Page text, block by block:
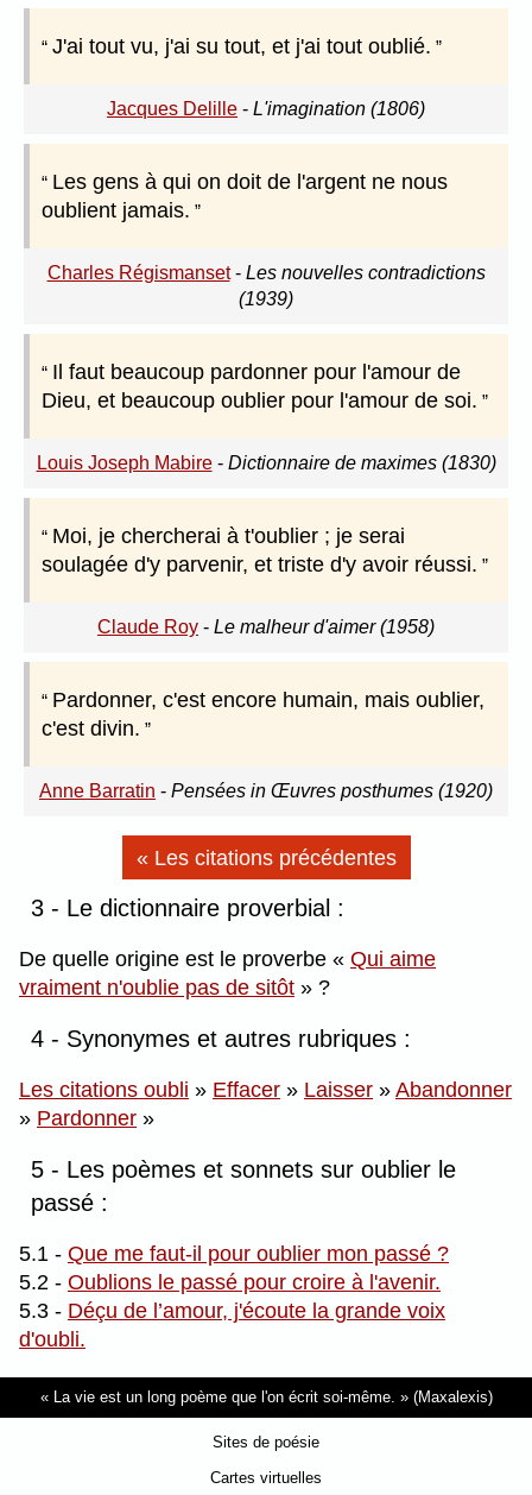
J'ai tout vu, j'ai su tout, et j'ai tout oublié.
Jacques Delille - L'imagination (1806)
Les gens à qui on doit de l'argent ne nous
oublient jamais.
Charles Régismanset- Les nouvelles contradictions
(1939)
Il faut beaucoup pardonner pour l'amour de
Dieu, et beaucoup oublier pour l'amour de soi.
Louis Joseph Mabire- Dictionnaire de maximes (1830)
Moi, je chercherai à t'oublier ; je serai
soulagée d'y parvenir, et triste d'y avoir réussi.
Claude Roy - Le malheur d'aimer (1958)
Pardonner, c'est encore humain, mais oublier,
c'est divin.
Anne Barratin - Pensées in Œuvres posthumes (1920)
« Les citations précédentes
3 - Le dictionnaire proverbial :
De quelle origine est le proverbe
Qui aime
vraiment n'oublie pas de sitôt
?
4 - Synonymes et autres rubriques :
Les citations oubli » Effacer » Laisser » Abandonner
» Pardonner »
5 - Les poèmes et sonnets sur oublier le
passé :
5.1 - Que me faut-il pour oublier mon passé ?
5.2 - Oublions le passé pour croire à l'avenir.
5.3 - Déçu de l’amour, j'écoute la grande voix
d'oubli.
La vie est un long poème que l'on écrit soi-même. (Maxalexis)
Sites de poésie
Cartes virtuelles